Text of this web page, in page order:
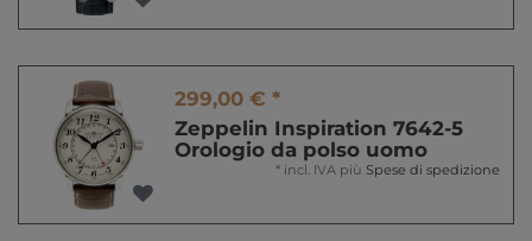
299,00 € *
Zeppelin Inspiration 7642-5
Orologio da polso uomo
* incl. IVA più Spese di spedizione